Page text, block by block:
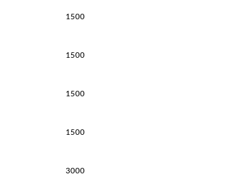
1500
1500
1500
1500
3000